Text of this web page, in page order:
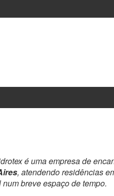
é uma empresa de
, atendendo residências
breve espaço de tempo.